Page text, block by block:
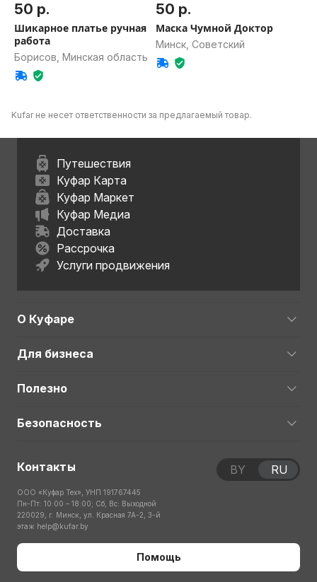
50 р.
Шикарное платье ручная
работа
Борисов, Минская область
50 р.
Маска Чумной Доктор
Минск, Советский
Kufar не несет ответственности за предлагаемый товар.
Путешествия
Куфар Карта
Куфар Маркет
Куфар Медиа
Доставка
Рассрочка
Услуги продвижения
О Куфаре
Для бизнеса
Полезно
Безопасность
Контакты
ООО «Куфар Тех», УНП 191767445
Пн-Пт: 10:00 – 18:00; Сб, Вс: Выходной
220029, г. Минск, ул. Красная 7А-2, 3-й
этаж help@kufar.by
Помощь
BY RU